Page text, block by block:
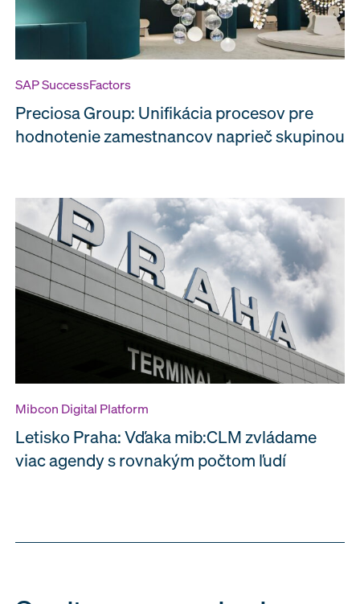
SAP SuccessFactors
Preciosa Group: Unifikácia procesov pre
hodnotenie zamestnancov naprieč skupinou
Mibcon Digital Platform
Letisko Praha: Vďaka mib:CLM zvládame
viac agendy s rovnakým počtom ľudí